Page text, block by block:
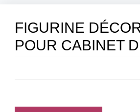
FIGURINE
POUR CABINET